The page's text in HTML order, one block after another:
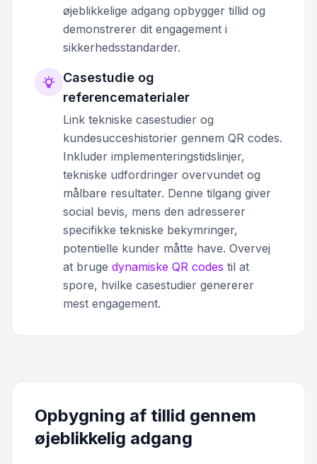
øjeblikkelige adgang opbygger tillid og
demonstrerer dit engagement i
sikkerhedsstandarder.
Casestudie og
referencematerialer
Link tekniske casestudier og
kundesucceshistorier gennem QR codes.
Inkluder implementeringstidslinjer,
tekniske udfordringer overvundet og
målbare resultater. Denne tilgang giver
social bevis, mens den adresserer
specifikke tekniske bekymringer,
potentielle kunder måtte have. Overvej
at bruge dynamiske QR codes til at
spore, hvilke casestudier genererer
mest engagement.
Opbygning af tillid gennem
øjeblikkelig adgang